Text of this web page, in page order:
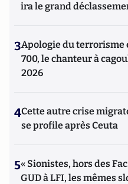
ira le grand
3Apologie du terrorisme
700, le chanteur à
2026
4Cette autre crise
se profile après Ceuta
5« Sionistes, hors des
GUD à LFI, les mêmes